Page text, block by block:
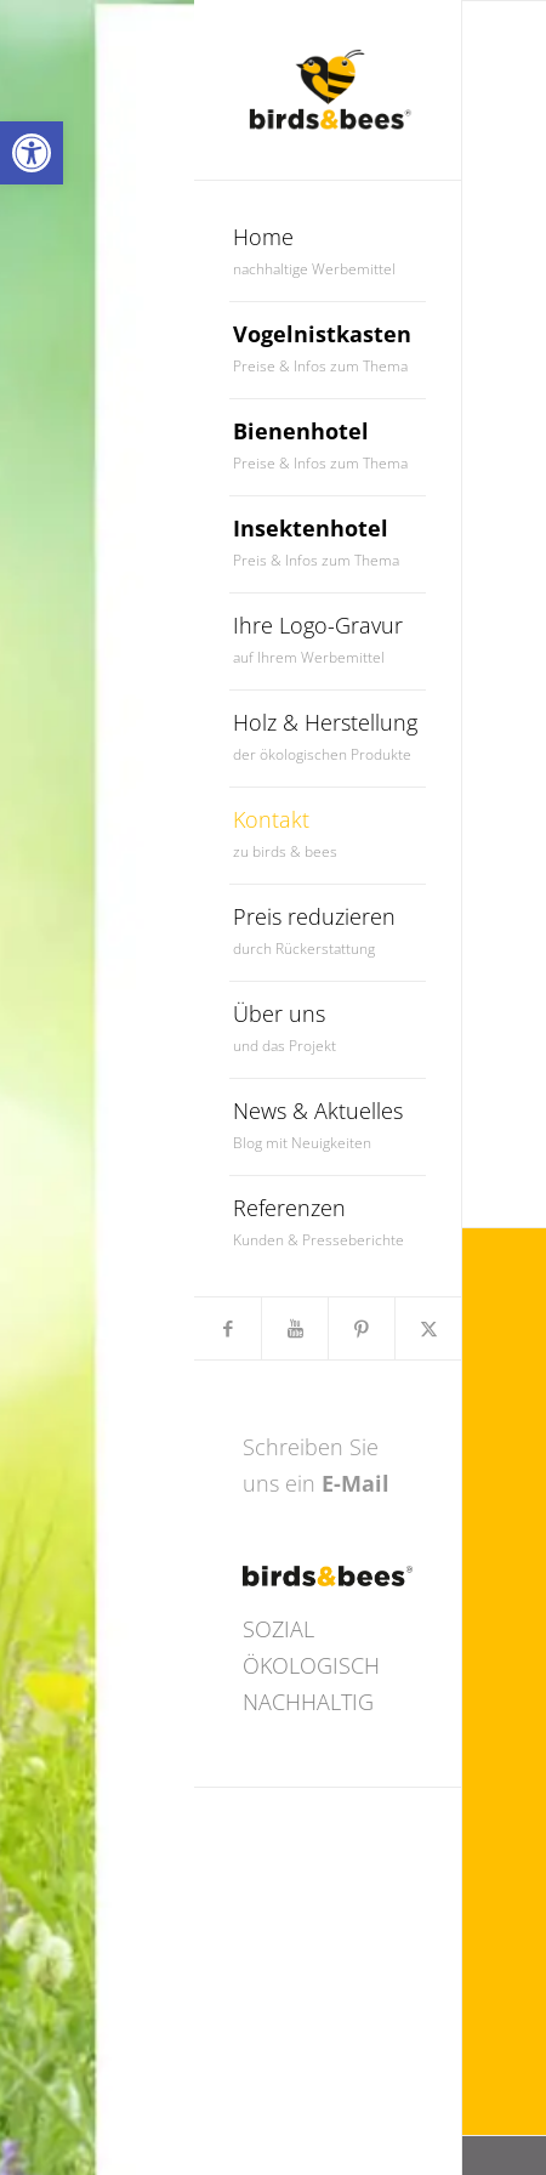
Werkzeugleiste öffnen
Home
nachhaltige Werbemittel
Vogelnistkasten
Preise & Infos zum Thema
Bienenhotel
Preise & Infos zum Thema
Insektenhotel
Preis & Infos zum Thema
Ihre Logo-Gravur
auf Ihrem Werbemittel
Holz & Herstellung
der ökologischen Produkte
Kontakt
zu birds & bees
Preis reduzieren
durch Rückerstattung
Über uns
und das Projekt
News & Aktuelles
Blog mit Neuigkeiten
Referenzen
Kunden & Presseberichte
Schreiben Sie
uns ein E-Mail
SOZIAL
ÖKOLOGISCH
NACHHALTIG